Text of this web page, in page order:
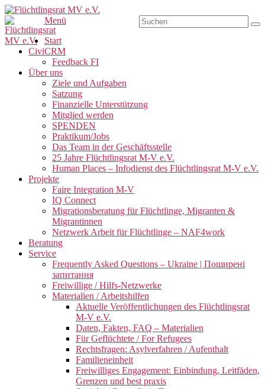
Zum
Inhalt
springen
Flüchtlingsrat MV e.V.
Schwerin
Suchen
nach:
Menü
Primäres
Menü
Start
CiviCRM
Feedback FI
Über uns
Ziele und Aufgaben
Satzung
Finanzielle Unterstützung
Mitglied werden
SPENDEN
Praktikum/Jobs
Das Team in der Geschäftsstelle
25 Jahre Flüchtlingsrat M-V e.V.
Human Places – Infodienst des Flüchtlingsrat M-V e.V.
Projekte
Faire Integration M-V
IQ Connect
Migrationsberatung für Flüchtlinge, Migranten &
Migrantinnen
Netzwerk Arbeit für Flüchtlinge – NAF4work
Beratung
Service
Frequently Asked Questions – Ukraine | Поширені
запитання
Freiwillige / Hilfs-Netzwerke
Materialien / Arbeitshilfen
Aktuelle Veröffentlichungen des Flüchtlingsrat
M-V e.V.
Daten, Fakten, FAQ – Materialien
Für Geflüchtete / For Refugees
Rechtsfragen: Asylverfahren / Aufenthalt
Familieneinheit
Freiwilliges Engagement: Einbindung, Leitfäden,
Grenzen und best praxis